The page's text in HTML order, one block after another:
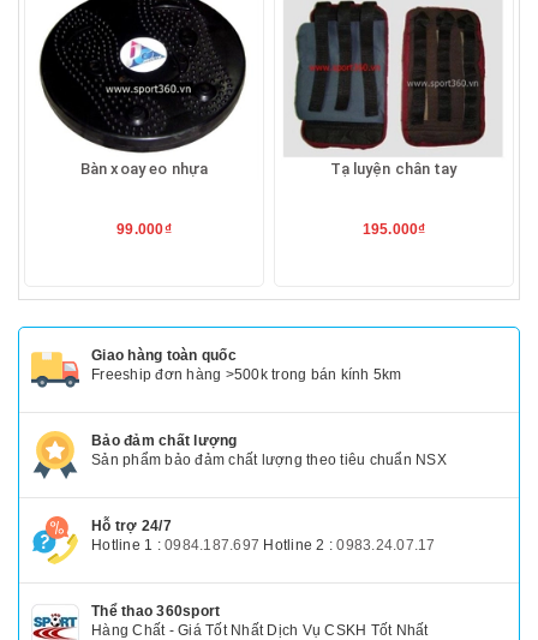
Bàn xoay eo nhựa
99.000₫
Tạ luyện chân tay
195.000₫
Giao hàng toàn quốc
Freeship đơn hàng >500k trong bán kính 5km
Bảo đảm chất lượng
Sản phẩm bảo đảm chất lượng theo tiêu chuẩn NSX
Hỗ trợ 24/7
Hotline 1 : 0984.187.697 Hotline 2 :0983.24.07.17
Thể thao 360sport
Hàng Chất - Giá Tốt Nhất Dịch Vụ CSKH Tốt Nhất